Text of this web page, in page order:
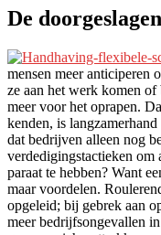
De
mensen meer anticiperen
ze aan het werk komen
meer voor het oprapen.
kenden, is
dat bedrijven alleen nog
verdedigingstactieken
paraat te hebben? Want
maar voordelen.
opgeleid; bij gebrek aan
meer bedrijfsongevallen